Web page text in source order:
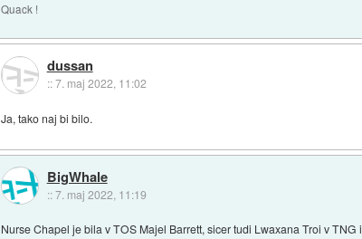
Quack !
dussan
::7. maj 2022, 11:02
Ja, tako naj bi bilo.
BigWhale
::7. maj 2022, 11:19
Nurse Chapel je bila v TOS Majel Barrett, sicer tudi Lwaxana Troi v